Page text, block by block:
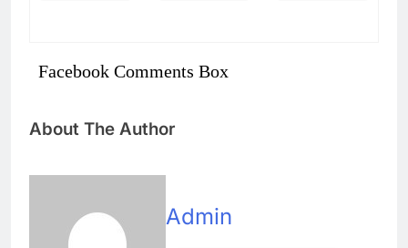
Facebook Comments Box
About The Author
Admin